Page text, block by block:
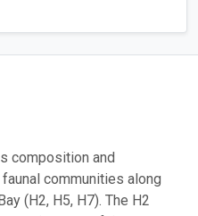
composition and
communities along
(H2, H5, H7). The H2